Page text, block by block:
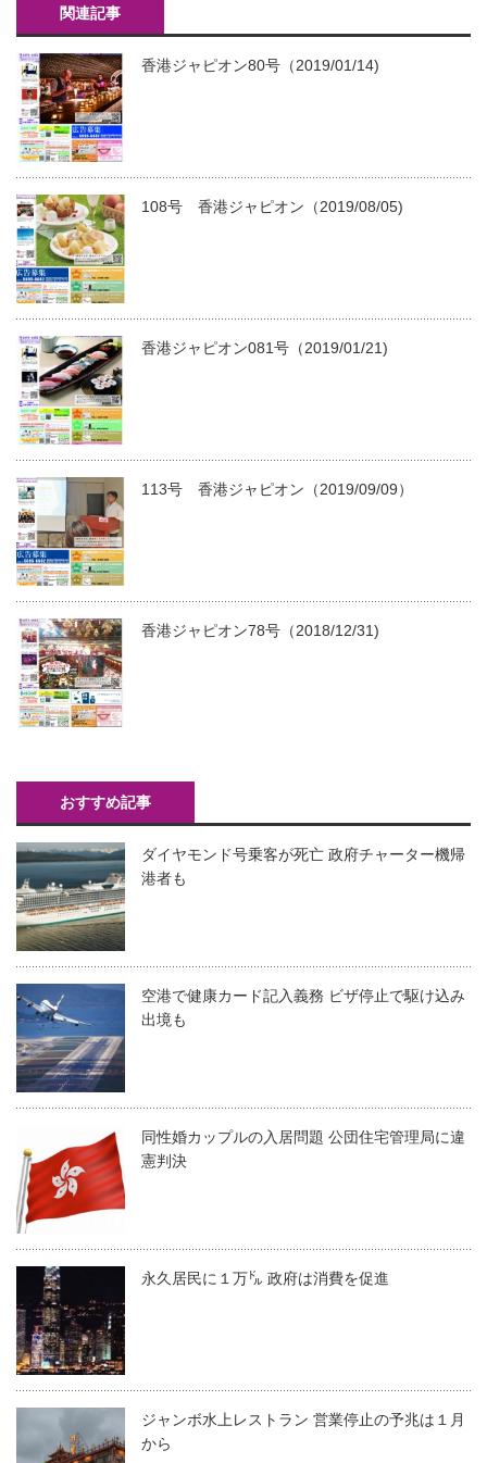
関連記事
香港ジャピオン80号（2019/01/14)
108号 香港ジャピオン（2019/08/05)
香港ジャピオン081号（2019/01/21)
113号 香港ジャピオン（2019/09/09）
香港ジャピオン78号（2018/12/31)
おすすめ記事
ダイヤモンド号乗客が死亡 政府チャーター機帰
港者も
空港で健康カード記入義務 ビザ停止で駆け込み
出境も
同性婚カップルの入居問題 公団住宅管理局に違
憲判決
永久居民に１万㌦ 政府は消費を促進
ジャンボ水上レストラン 営業停止の予兆は１月
から